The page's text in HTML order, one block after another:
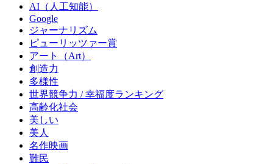
AI（人工知能）
Google
ジャーナリズム
ピューリッツァー賞
アート（Art）
創造力
多様性
世界競争力 / 幸福度ランキング
高齢化社会
美しい
美人
名作映画
難民